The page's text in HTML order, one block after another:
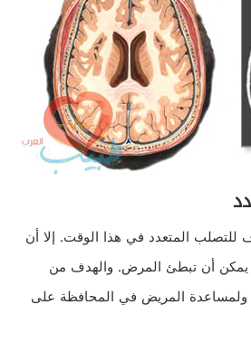
المتعدد في هذا الوقت. إلا أن
يمكن أن تبطئ المرض. والهدف من
ولمساعدة المريض في المحافظة على